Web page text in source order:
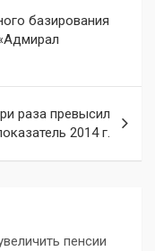
базирования
раза превысил
2014 г.
пенсии